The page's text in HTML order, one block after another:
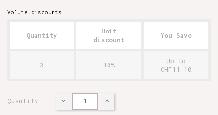
Volume discounts
Quantity
Unit
discount
You Save
3 10%
Up to
CHF11.10
Quantity